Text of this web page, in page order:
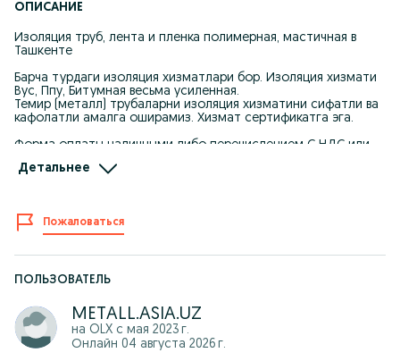
ОПИСАНИЕ
Изоляция труб, лента и пленка полимерная, мастичная в
Ташкенте
Барча турдаги изоляция хизматлари бор. Изоляция хизмати
Вус, Ппу, Битумная весьма усиленная.
Темир (металл) трубаларни изоляция хизматини сифатли ва
кафолатли амалга оширамиз. Хизмат сертификатга эга.
Форма оплаты наличными либо перечислением С НДС или
Тел: Call Center
+998(78) 555 02 22
+998(97) 703 11 55
+998(99) 818 00 51
ВУС изоляция труб (Весьма усиленная изоляция);
ППМ изоляция труб (Пенополиминеральная изоляция);
Внутренняя изоляция труб (Эпоксидная изоляция);
ЦПП изоляция труб (цементно-песчаная изоляция);
Полиуретановая изоляция труб;
Детальнее
Пожаловаться
ПОЛЬЗОВАТЕЛЬ
METALL.ASIA.UZ
на OLX с мая 2023 г.
Онлайн 04 августа 2026 г.